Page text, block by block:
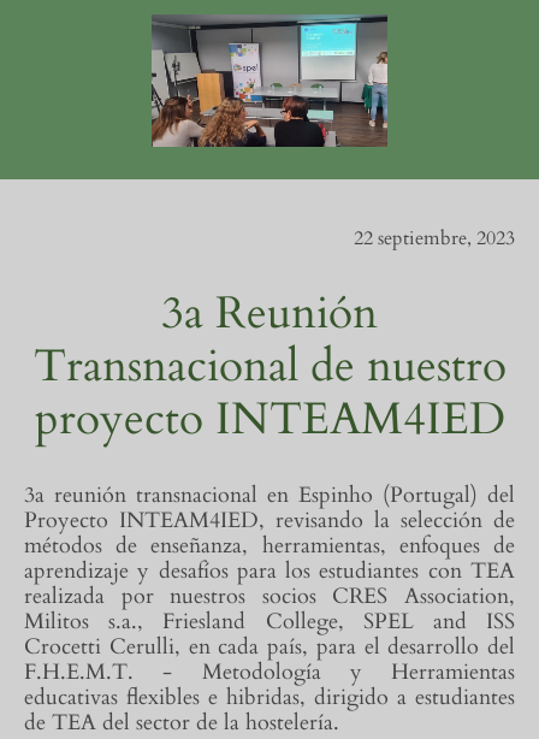
22 septiembre, 2023
3a Reunión
Transnacional de nuestro
proyecto INTEAM4IED
3a reunión transnacional en Espinho (Portugal) del
Proyecto INTEAM4IED, revisando la selección de
métodos de enseñanza, herramientas, enfoques de
aprendizaje y desafíos para los estudiantes con TEA
realizada por nuestros socios CRES Association,
Militos s.a., Friesland College, SPEL and ISS
Crocetti Cerulli, en cada país, para el desarrollo del
F.H.E.M.T. - Metodología y Herramientas
educativas flexibles e hibridas, dirigido a estudiantes
de TEA del sector de la hostelería.